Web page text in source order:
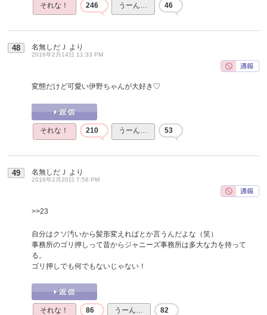
それな！ 246 うーん… 46
48 名無しだＪ より
2016年2月14日 11:33 PM
変態だけど可愛い伊野ちゃんが大好き♡
それな！ 210 うーん… 53
49 名無しだＪ より
2016年2月20日 7:58 PM
>>23
自分はクソ汚いから髪形変えればとか言うんだよな（笑）
事務所のゴリ押しって昔からジャニーズ事務所は多大な力を持って
る。
ゴリ押しでも何でもないじゃない！
それな！ 86 うーん… 82